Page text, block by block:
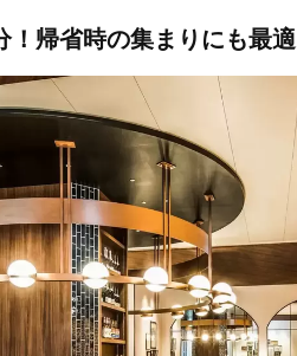
！帰省時の集まりにも最適